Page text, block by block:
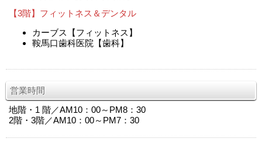
【3階】フィットネス＆デンタル
カーブス【フィットネス】
鞍馬口歯科医院【歯科】
営業時間
地階・1 階／AM10：00～PM8：30
2階・3階／AM10：00～PM7：30